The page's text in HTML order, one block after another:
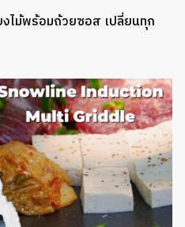
ไม้พร้อมถ้วยซอส เปลี่ยนทุก